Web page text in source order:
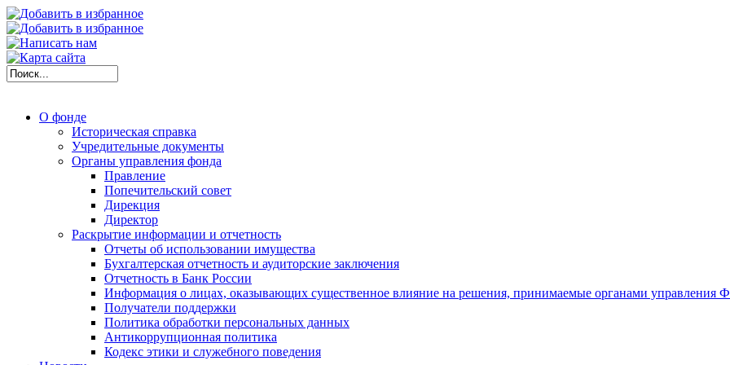
О фонде
Историческая справка
Учредительные документы
Органы управления фонда
Правление
Попечительский совет
Дирекция
Директор
Раскрытие информации и отчетность
Отчеты об использовании имущества
Бухгалтерская отчетность и аудиторские заключения
Отчетность в Банк России
Информация о лицах, оказывающих существенное влияние на решения, принимаемые органами управления
Получатели поддержки
Политика обработки персональных данных
Антикоррупционная политика
Кодекс этики и служебного поведения